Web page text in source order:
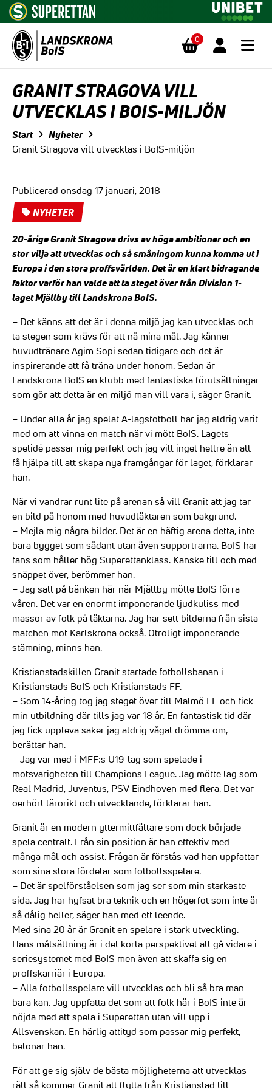
0
GRANIT STRAGOVA VILL
UTVECKLAS I BOIS-MILJÖN
Start Nyheter
Granit Stragova vill utvecklas i BoIS-miljön
Publicerad onsdag 17 januari, 2018
NYHETER
20-årige Granit Stragova drivs av höga ambitioner och en
stor vilja att utvecklas och så småningom kunna komma ut i
Europa i den stora proffsvärlden. Det är en klart bidragande
faktor varför han valde att ta steget över från Division 1-
laget Mjällby till Landskrona BoIS.
– Det känns att det är i denna miljö jag kan utvecklas och
ta stegen som krävs för att nå mina mål. Jag känner
huvudtränare Agim Sopi sedan tidigare och det är
inspirerande att få träna under honom. Sedan är
Landskrona BoIS en klubb med fantastiska förutsättningar
som gör att detta är en miljö man vill vara i, säger Granit.
– Under alla år jag spelat A-lagsfotboll har jag aldrig varit
med om att vinna en match när vi mött BoIS. Lagets
spelidé passar mig perfekt och jag vill inget hellre än att
få hjälpa till att skapa nya framgångar för laget, förklarar
han.
När vi vandrar runt lite på arenan så vill Granit att jag tar
en bild på honom med huvudläktaren som bakgrund.
– Mejla mig några bilder. Det är en häftig arena detta, inte
bara bygget som sådant utan även supportrarna. BoIS har
fans som håller hög Superettanklass. Kanske till och med
snäppet över, berömmer han.
– Jag satt på bänken här när Mjällby mötte BoIS förra
våren. Det var en enormt imponerande ljudkuliss med
massor av folk på läktarna. Jag har sett bilderna från sista
matchen mot Karlskrona också. Otroligt imponerande
stämning, minns han.
Kristianstadskillen Granit startade fotbollsbanan i
Kristianstads BoIS och Kristianstads FF.
– Som 14-åring tog jag steget över till Malmö FF och fick
min utbildning där tills jag var 18 år. En fantastisk tid där
jag fick uppleva saker jag aldrig vågat drömma om,
berättar han.
– Jag var med i MFF:s U19-lag som spelade i
motsvarigheten till Champions League. Jag mötte lag som
Real Madrid, Juventus, PSV Eindhoven med flera. Det var
oerhört lärorikt och utvecklande, förklarar han.
Granit är en modern yttermittfältare som dock började
spela centralt. Från sin position är han effektiv med
många mål och assist. Frågan är förstås vad han uppfattar
som sina stora fördelar som fotbollsspelare.
– Det är spelförståelsen som jag ser som min starkaste
sida. Jag har hyfsat bra teknik och en högerfot som inte är
så dålig heller, säger han med ett leende.
Med sina 20 år är Granit en spelare i stark utveckling.
Hans målsättning är i det korta perspektivet att gå vidare i
seriesystemet med BoIS men även att skaffa sig en
proffskarriär i Europa.
– Alla fotbollsspelare vill utvecklas och bli så bra man
bara kan. Jag uppfatta det som att folk här i BoIS inte är
nöjda med att spela i Superettan utan vill upp i
Allsvenskan. En härlig attityd som passar mig perfekt,
betonar han.
För att ge sig själv de bästa möjligheterna att utvecklas
rätt så kommer Granit att flytta från Kristianstad till